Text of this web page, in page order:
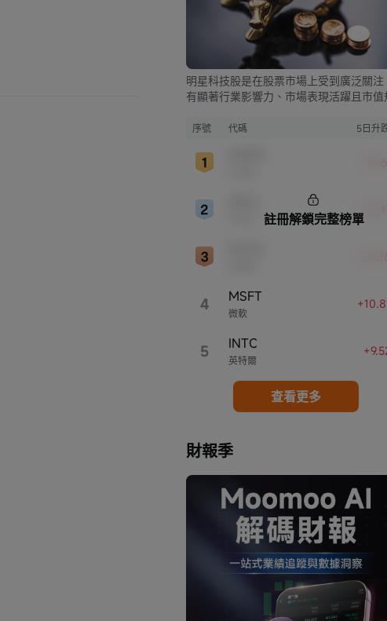
明星科技股是在股票市場上受到廣泛關注
有顯著行業影響力、市場表現活躍且市值
新、市場份額、品牌知名度、盈利能力
股市，特別是科技行業板塊乃至全球經
顯著影響。
序號 代碼 5日升
4 微軟
MSFT
5 英特爾
INTC
註冊解鎖完整榜單
查看更多
財報季